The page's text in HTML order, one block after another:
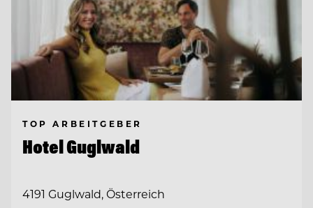
TOP ARBEITGEBER
Hotel Guglwald
4191 Guglwald, Österreich